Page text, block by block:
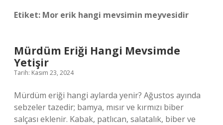
Etiket: Mor erik hangi mevsimin meyvesidir
Mürdüm Eriği Hangi Mevsimde
Yetişir
Tarih: Kasım 23, 2024
Mürdüm eriği hangi aylarda yenir? Ağustos ayında
sebzeler tazedir; bamya, mısır ve kırmızı biber
salçası eklenir. Kabak, patlıcan, salatalık, biber ve